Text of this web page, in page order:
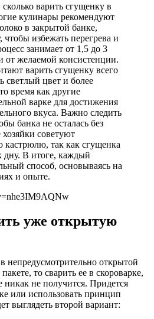
варить сгущенку в
кулинары рекомендуют
в закрытой банке,
избежать перегрева и
занимает от 1,5 до 3
от желаемой консистенции.
варить сгущенку всего
светлый цвет и более
время как другие
варке для достижения
вкуса. Важно следить
банка не осталась без
советуют
кастрюлю, так как сгущенка
дну. В итоге, каждый
способ, основываясь на
и опыте.
уже открытую
непредусмотрительно открытой
то сварить ее в скороварке,
никак не получится. Придется
или использовать принцип
выглядеть второй вариант: